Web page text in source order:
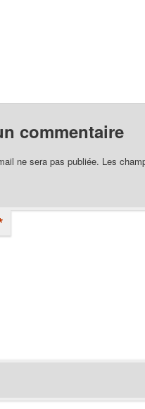
commentaire
ne sera pas publiée. Les